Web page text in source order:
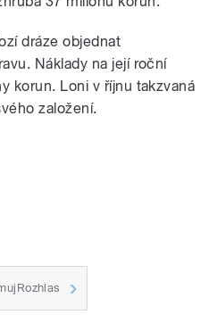
dráze objednat
Náklady na její roční
korun. Loni v říjnu takzvaná
založení.